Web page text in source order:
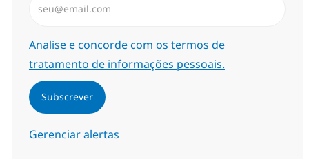
Required
Analise e concorde com os termos de
tratamento de informações pessoais.
Subscrever
Gerenciar alertas